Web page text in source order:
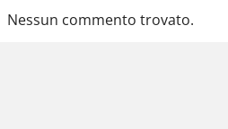
Nessun commento trovato.